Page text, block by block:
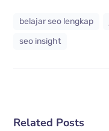
belajar seo lengkap
seo insight
Related Posts